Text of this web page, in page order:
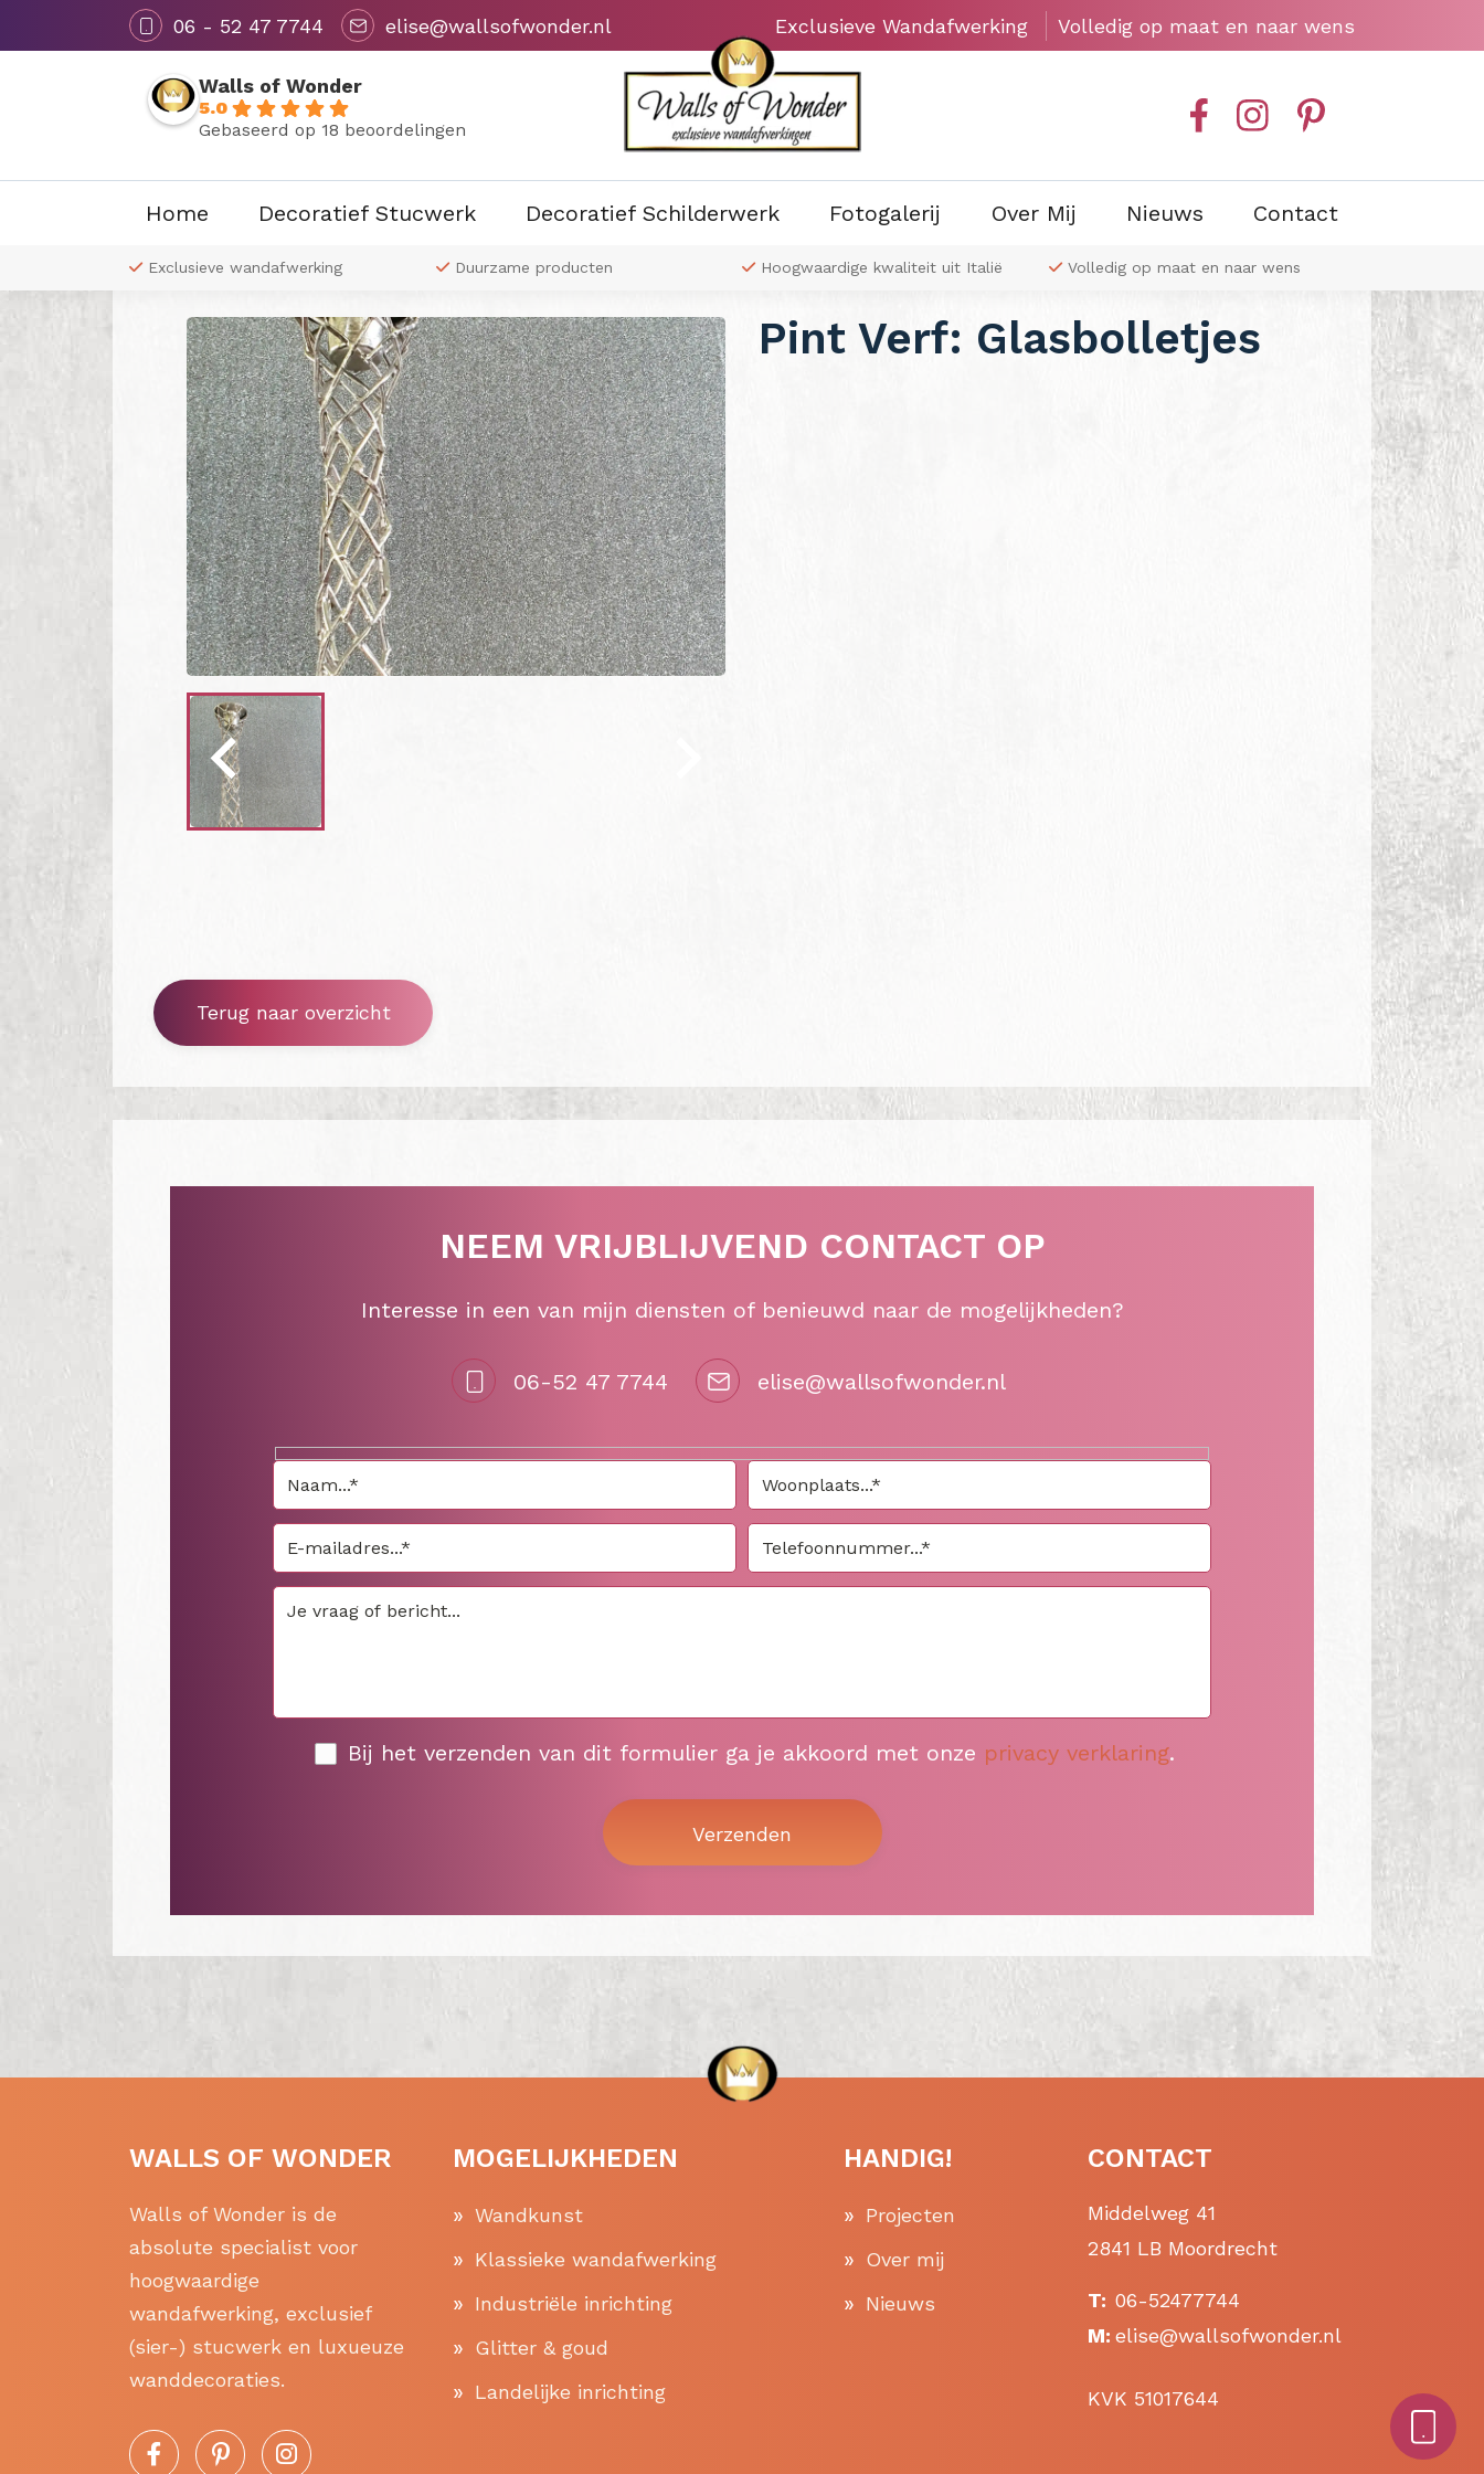
06 - 52 47 7744 elise@wallsofwonder.nl Exclusieve Wandafwerking Volledig op maat en naar wens
Walls of Wonder
5.0
Gebaseerd op 18 beoordelingen
Home Decoratief Stucwerk Decoratief Schilderwerk Fotogalerij Over Mij Nieuws Contact
Exclusieve wandafwerking Duurzame producten Hoogwaardige kwaliteit uit Italië Volledig op maat en naar wens
Terug naar overzicht
Pint Verf: Glasbolletjes
Terug naar overzicht
NEEM VRIJBLIJVEND CONTACT OP
Interesse in een van mijn diensten of benieuwd naar de mogelijkheden?
06-52 47 7744 elise@wallsofwonder.nl
Bij het verzenden van dit formulier ga je akkoord met onze privacy verklaring.
WALLS OF WONDER
Walls of Wonder is de
absolute specialist voor
hoogwaardige
wandafwerking, exclusief
(sier-) stucwerk en luxueuze
wanddecoraties.
MOGELIJKHEDEN
Wandkunst
Klassieke wandafwerking
Industriële inrichting
Glitter & goud
Landelijke inrichting
HANDIG!
Projecten
Over mij
Nieuws
CONTACT
Middelweg 41
2841 LB Moordrecht
T: 06-52477744
M: elise@wallsofwonder.nl
KVK 51017644